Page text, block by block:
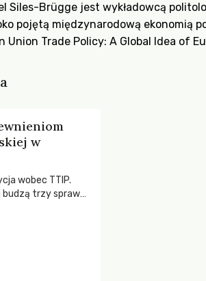
Siles-Brügge jest wykładowcą
pojętą międzynarodową ekonomią
Union Trade Policy: A Global Idea of
w
wobec TTIP.
trzy sprawy: